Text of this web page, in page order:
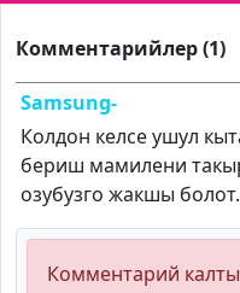
Комментарийлер (1)
Samsung-
Колдон келсе ушул
бериш мамилени
озубузго жакшы болот.
Комментарий